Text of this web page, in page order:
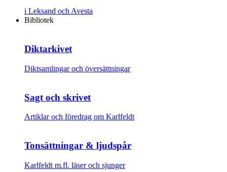
i Leksand och Avesta
Bibliotek
Diktarkivet
Diktsamlingar och översättningar
Sagt och skrivet
Artiklar och föredrag om Karlfeldt
Tonsättningar & ljudspår
Karlfeldt m.fl. läser och sjunger